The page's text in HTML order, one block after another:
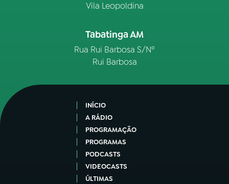
Vila Leopoldina
Tabatinga AM
Rua Rui Barbosa S/Nº
Rui Barbosa
INÍCIO
A RÁDIO
PROGRAMAÇÃO
PROGRAMAS
PODCASTS
VIDEOCASTS
ÚLTIMAS